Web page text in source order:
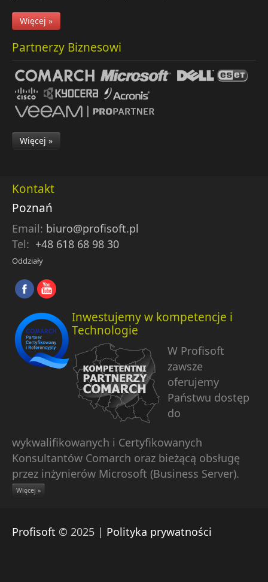
Więcej »
Partnerzy Biznesowi
Więcej »
Kontakt
Poznań
Email: biuro@profisoft.pl
Tel: +48 618 68 98 30
Oddziały
Inwestujemy w kompetencje i
Technologie
W Profisoft
zawsze
oferujemy
Państwu dostęp
do
wykwalifikowanych i Certyfikowanych
Konsultantów Comarch oraz bieżącą obsługę
przez inżynierów Microsoft (Business Server).
Więcej »
Profisoft © 2025 | Polityka prywatności